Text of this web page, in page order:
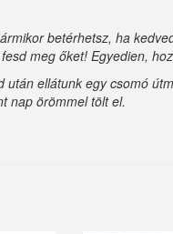
betérhetsz, ha
meg őket! Egyedien,
ellátunk egy csomó
nap örömmel tölt el.